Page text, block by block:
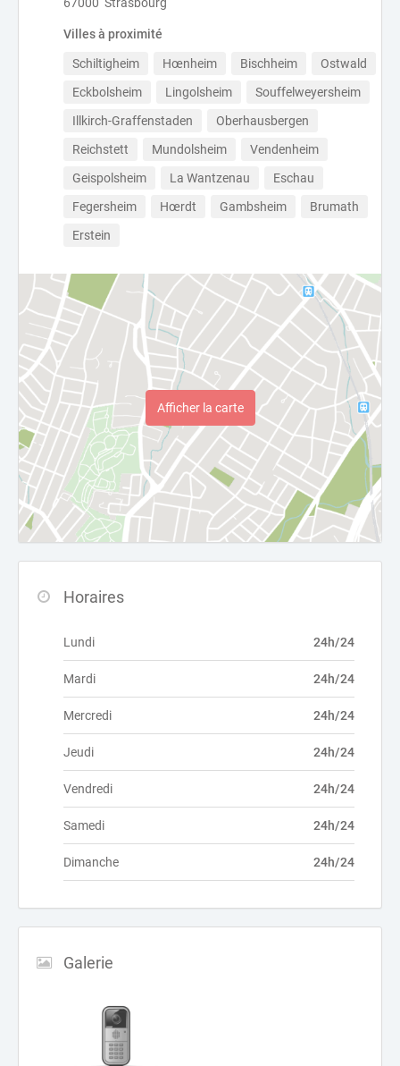
Villes à proximité
Schiltigheim Hœnheim Bischheim
Ostwald
Eckbolsheim
Lingolsheim
Souffelweyersheim
Illkirch-Graffenstaden
Oberhausbergen
Reichstett
Mundolsheim
Vendenheim
Geispolsheim
La Wantzenau
Eschau
Fegersheim
Hœrdt Gambsheim
Brumath
Erstein
Afficher la carte
Horaires
Lundi 24h/24
Mardi 24h/24
Mercredi 24h/24
Jeudi 24h/24
Vendredi 24h/24
Samedi 24h/24
Dimanche 24h/24
Galerie